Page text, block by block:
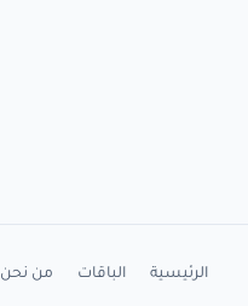
الرئيسية الباقات من نحن